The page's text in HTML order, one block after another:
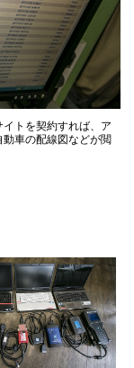
トを契約すれば、ア
車の配線図などが閲